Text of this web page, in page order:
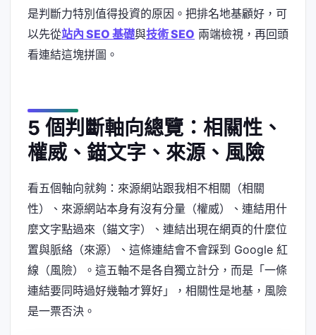
是判斷力特別值得投資的原因。把排名地基顧好，可
以先從站內 SEO 基礎與技術 SEO 兩端檢視，再回頭
看連結這塊拼圖。
5 個判斷軸向總覽：相關性、
權威、錨文字、來源、風險
看五個軸向就夠：來源網站跟我相不相關（相關
性）、來源網站本身有沒有分量（權威）、連結用什
麼文字點過來（錨文字）、連結出現在網頁的什麼位
置與脈絡（來源）、這條連結會不會踩到 Google 紅
線（風險）。這五軸不是各自獨立計分，而是「一條
連結要同時過好幾軸才算好」，相關性是地基，風險
是一票否決。